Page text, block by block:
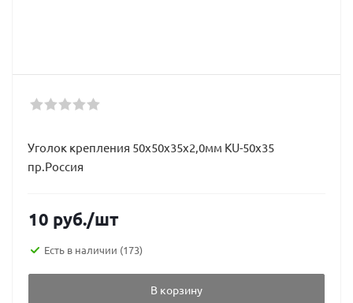
Уголок крепления 50х50х35х2,0мм KU-50х35
пр.Россия
10 руб./шт
Есть в наличии (173)
В корзину